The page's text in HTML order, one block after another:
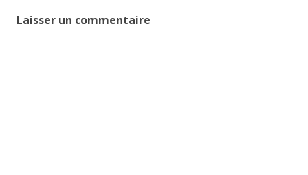
Laisser un commentaire